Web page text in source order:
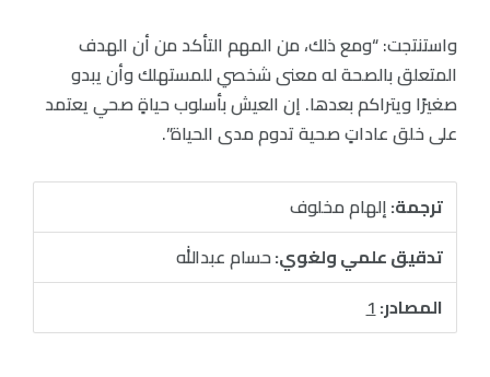
واستنتجت: “ومع ذلك، من المهم التأكد من أن الهدف
المتعلق بالصحة له معنى شخصي للمستهلك وأن يبدو
صغيرًا ويتراكم بعدها. إن العيش بأسلوب حياةٍ صحي يعتمد
على خلق عاداتٍ صحية تدوم مدى الحياة”.
ترجمة:إلهام مخلوف
تدقيق علمي ولغوي:حسام عبدالله
المصادر:1